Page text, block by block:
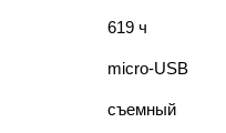
619 ч
micro-USB
съемный